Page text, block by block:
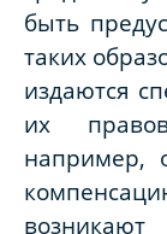
быть
таких
издаются
их
например,